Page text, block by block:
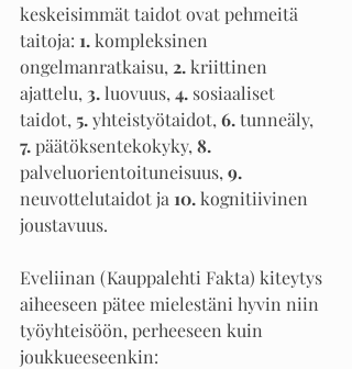
keskeisimmät taidot ovat pehmeitä
taitoja: 1. kompleksinen
ongelmanratkaisu, 2. kriittinen
ajattelu, 3. luovuus, 4. sosiaaliset
taidot, 5. yhteistyötaidot, 6. tunneäly,
7. päätöksentekokyky, 8.
palveluorientoituneisuus, 9.
neuvottelutaidot ja 10. kognitiivinen
joustavuus.
Eveliinan (Kauppalehti Fakta) kiteytys
aiheeseen pätee mielestäni hyvin niin
työyhteisöön, perheeseen kuin
joukkueeseenkin: